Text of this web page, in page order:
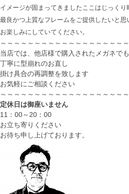
イメージが固まってきましたここはじっくり
最良かつ上質なフレームをご提供したいと思
お楽しみにしていてください。
～～～～～～～～～～～～～～～～～～
当店では、他店様で購入されたメガネでも
丁寧に型崩れのお直し
掛け具合の再調整を致します
お気軽にご相談ください
～～～～～～～～～～～～～～～～～～
定休日は御座いません
11：00～20：00
お立ち寄りください
お待ち申し上げております。